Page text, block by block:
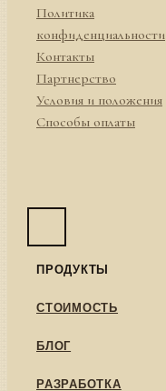
Политика
конфиденциальности
Контакты
Партнерство
Условия и положения
Способы оплаты
ПРОДУКТЫ
СТОИМОСТЬ
БЛОГ
РАЗРАБОТКА